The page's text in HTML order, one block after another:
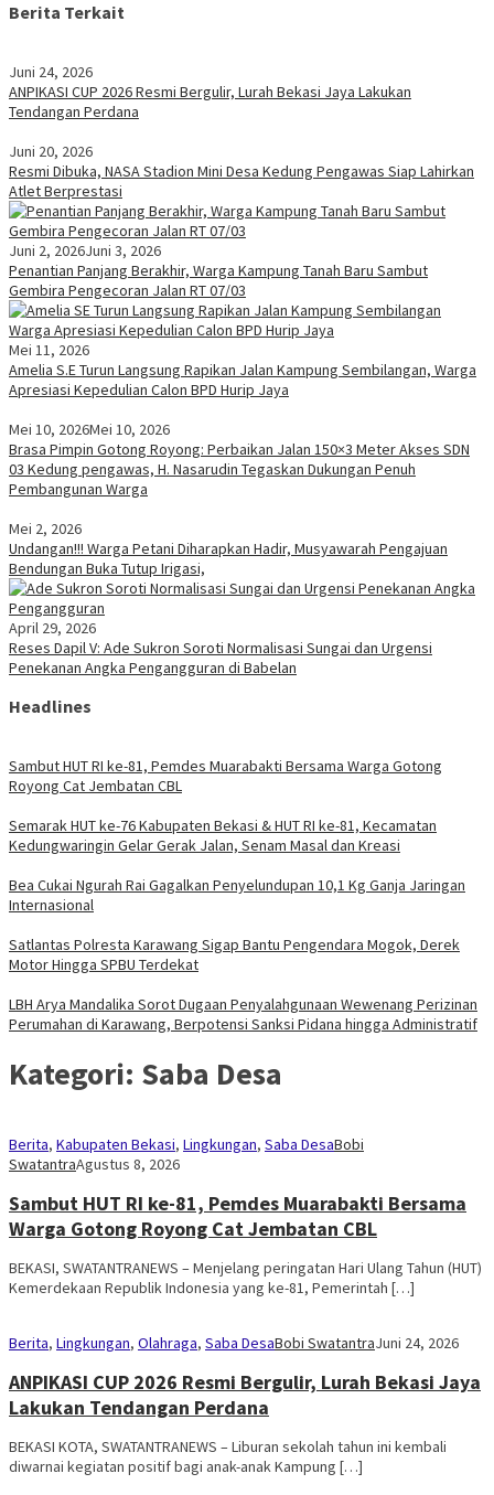
Berita Terkait
Juni 24, 2026
ANPIKASI CUP 2026 Resmi Bergulir, Lurah Bekasi Jaya Lakukan
Tendangan Perdana
Juni 20, 2026
Resmi Dibuka, NASA Stadion Mini Desa Kedung Pengawas Siap Lahirkan
Atlet Berprestasi
Juni 2, 2026Juni 3, 2026
Penantian Panjang Berakhir, Warga Kampung Tanah Baru Sambut
Gembira Pengecoran Jalan RT 07/03
Mei 11, 2026
Amelia S.E Turun Langsung Rapikan Jalan Kampung Sembilangan, Warga
Apresiasi Kepedulian Calon BPD Hurip Jaya
Mei 10, 2026Mei 10, 2026
Brasa Pimpin Gotong Royong: Perbaikan Jalan 150×3 Meter Akses SDN
03 Kedung pengawas, H. Nasarudin Tegaskan Dukungan Penuh
Pembangunan Warga
Mei 2, 2026
Undangan!!! Warga Petani Diharapkan Hadir, Musyawarah Pengajuan
Bendungan Buka Tutup Irigasi,
April 29, 2026
Reses Dapil V: Ade Sukron Soroti Normalisasi Sungai dan Urgensi
Penekanan Angka Pengangguran di Babelan
Headlines
Sambut HUT RI ke-81, Pemdes Muarabakti Bersama Warga Gotong
Royong Cat Jembatan CBL
Semarak HUT ke-76 Kabupaten Bekasi & HUT RI ke-81, Kecamatan
Kedungwaringin Gelar Gerak Jalan, Senam Masal dan Kreasi
Bea Cukai Ngurah Rai Gagalkan Penyelundupan 10,1 Kg Ganja Jaringan
Internasional
Satlantas Polresta Karawang Sigap Bantu Pengendara Mogok, Derek
Motor Hingga SPBU Terdekat
LBH Arya Mandalika Sorot Dugaan Penyalahgunaan Wewenang Perizinan
Perumahan di Karawang, Berpotensi Sanksi Pidana hingga Administratif
Kategori: Saba Desa
Berita, Kabupaten Bekasi, Lingkungan, Saba DesaBobi
SwatantraAgustus 8, 2026
Sambut HUT RI ke-81, Pemdes Muarabakti Bersama
Warga Gotong Royong Cat Jembatan CBL
BEKASI, SWATANTRANEWS – Menjelang peringatan Hari Ulang Tahun (HUT)
Kemerdekaan Republik Indonesia yang ke-81, Pemerintah […]
Berita, Lingkungan, Olahraga, Saba DesaBobi SwatantraJuni 24, 2026
ANPIKASI CUP 2026 Resmi Bergulir, Lurah Bekasi Jaya
Lakukan Tendangan Perdana
BEKASI KOTA, SWATANTRANEWS – Liburan sekolah tahun ini kembali
diwarnai kegiatan positif bagi anak-anak Kampung […]